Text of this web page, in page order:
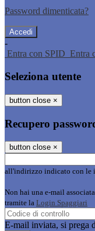
Password dimenticata?
-
Entra con SPID Entra
Seleziona utente
button close ×
Recupero
button close ×
all'indirizzo indicato con le
Non hai una e-mail
tramite la Login Spaggiari
E-mail inviata, si prega